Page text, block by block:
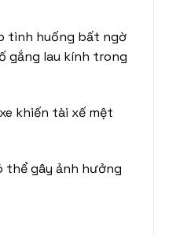
tình huống bất ngờ
gắng lau kính trong
khiến tài xế mệt
thể gây ảnh hưởng